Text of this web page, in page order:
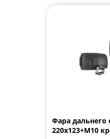
Фара дальнего
220x123+M10